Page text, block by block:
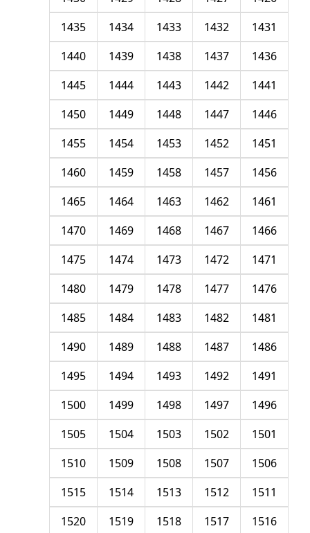
1431
1432
1433
1434
1435
1436
1437
1438
1439
1440
1441
1442
1443
1444
1445
1446
1447
1448
1449
1450
1451
1452
1453
1454
1455
1456
1457
1458
1459
1460
1461
1462
1463
1464
1465
1466
1467
1468
1469
1470
1471
1472
1473
1474
1475
1476
1477
1478
1479
1480
1481
1482
1483
1484
1485
1486
1487
1488
1489
1490
1491
1492
1493
1494
1495
1496
1497
1498
1499
1500
1501
1502
1503
1504
1505
1506
1507
1508
1509
1510
1511
1512
1513
1514
1515
1516
1517
1518
1519
1520